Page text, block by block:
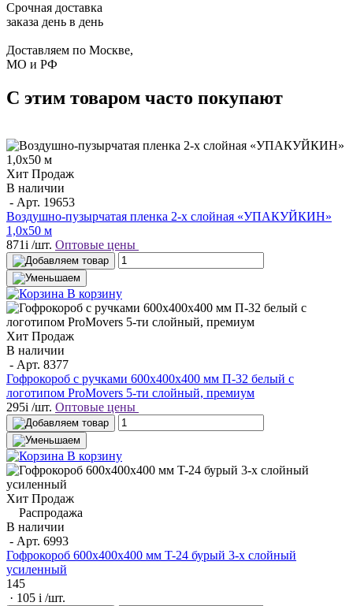
Срочная доставка
заказа день в день
Доставляем по Москве,
МО и РФ
С этим товаром часто покупают
Хит Продаж
В наличии
- Арт. 19653
Воздушно-пузырчатая пленка 2-х слойная «УПАКУЙКИН»
1,0х50 м
871i /шт. Оптовые цены
В корзину
Хит Продаж
В наличии
- Арт. 8377
Гофрокороб с ручками 600х400х400 мм П-32 белый с
логотипом ProMovers 5-ти слойный, премиум
295i /шт. Оптовые цены
В корзину
Хит Продаж
Распродажа
В наличии
- Арт. 6993
Гофрокороб 600x400x400 мм T-24 бурый 3-х слойный
усиленный
145
· 105 i /шт.